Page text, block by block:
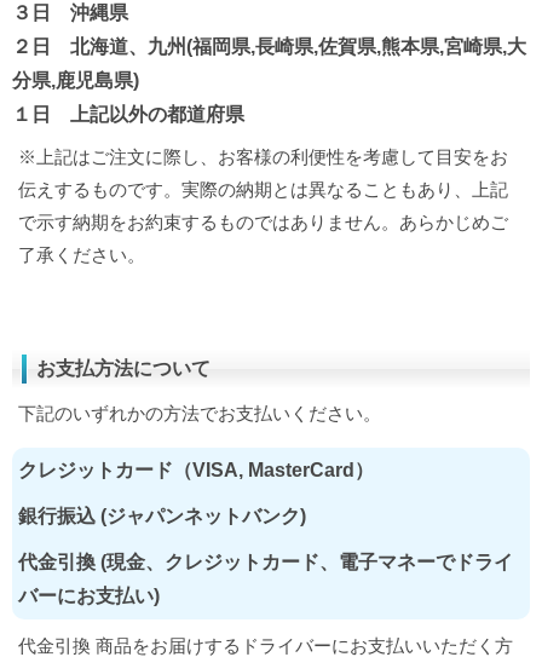
３日 沖縄県
２日 北海道、九州(福岡県,長崎県,佐賀県,熊本県,宮崎県,大
分県,鹿児島県)
１日 上記以外の都道府県
※上記はご注文に際し、お客様の利便性を考慮して目安をお
伝えするものです。実際の納期とは異なることもあり、上記
で示す納期をお約束するものではありません。あらかじめご
了承ください。
お支払方法について
下記のいずれかの方法でお支払いください。
クレジットカード（VISA, MasterCard）
銀行振込 (ジャパンネットバンク)
代金引換 (現金、クレジットカード、電子マネーでドライ
バーにお支払い)
代金引換 商品をお届けするドライバーにお支払いいただく方